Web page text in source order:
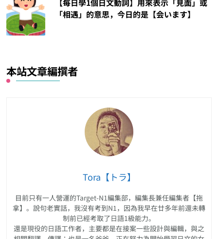
「相遇」的意思，今日的是【会います】
本站文章編撰者
Tora【トラ】
目前只有一人營運的Target-N1編集部，編集長兼任編集者【拖
拿】。說句老實話，我沒有考到N1，因為我早在廿多年前還未轉
制前已經考取了日語1級能力。
還是現役的日語工作者，主要都是在接案一些設計與編輯，與之